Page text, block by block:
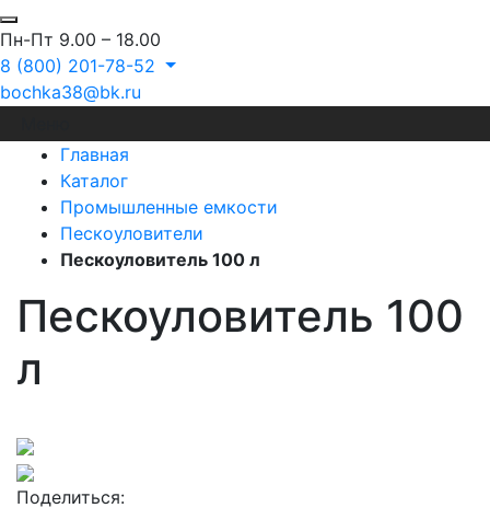
Пн-Пт 9.00 – 18.00
8 (800) 201-78-52
bochka38@bk.ru
Главная
Каталог
Промышленные емкости
Пескоуловители
Пескоуловитель 100 л
Пескоуловитель 100
л
Поделиться: